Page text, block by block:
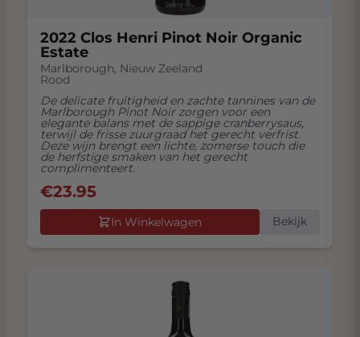
2022 Clos Henri Pinot Noir Organic
Estate
Marlborough, Nieuw Zeeland
Rood
De delicate fruitigheid en zachte tannines van de
Marlborough Pinot Noir zorgen voor een
elegante balans met de sappige cranberrysaus,
terwijl de frisse zuurgraad het gerecht verfrist.
Deze wijn brengt een lichte, zomerse touch die
de herfstige smaken van het gerecht
complimenteert.
€23.95
In Winkelwagen Bekijk